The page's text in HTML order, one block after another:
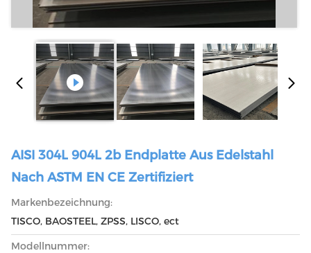
AISI 304L 904L 2b Endplatte Aus Edelstahl
Nach ASTM EN CE Zertifiziert
Markenbezeichnung:
TISCO, BAOSTEEL, ZPSS, LISCO, ect
Modellnummer: